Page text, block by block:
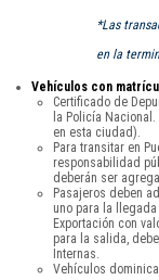
*Las
en la
Vehículos con
Certificado de
la Policía
en esta ciudad).
Para transitar en
responsabilidad
deberán ser
Pasajeros deben
uno para la
Exportación con
para la salida,
Internas.
Vehículos